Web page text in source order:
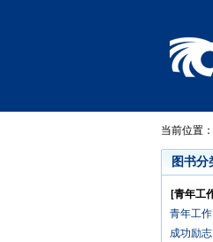
当前位置：
图书分
[青年工
青年工作
成功励志